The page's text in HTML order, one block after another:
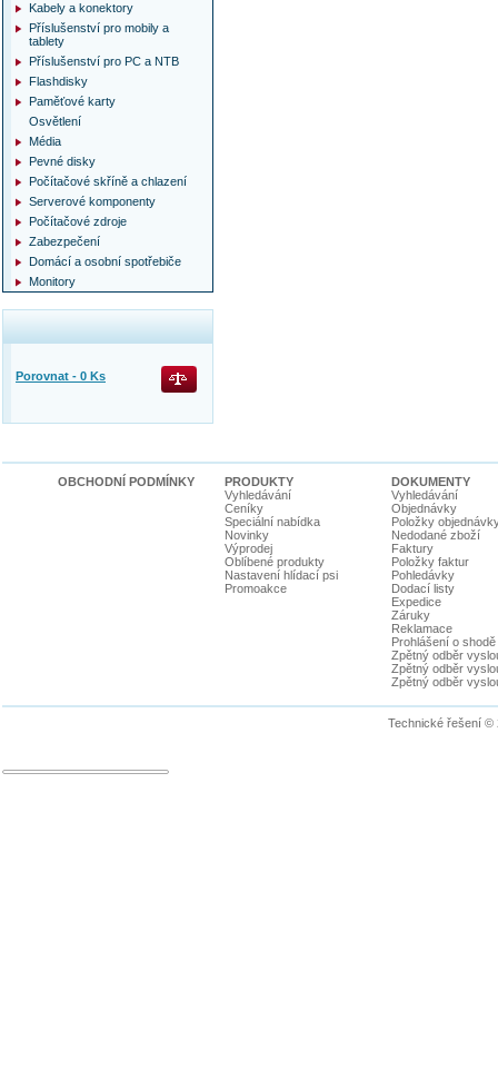
Kabely a konektory
Příslušenství pro mobily a
tablety
Příslušenství pro PC a NTB
Flashdisky
Paměťové karty
Osvětlení
Média
Pevné disky
Počítačové skříně a chlazení
Serverové komponenty
Počítačové zdroje
Zabezpečení
Domácí a osobní spotřebiče
Monitory
Porovnat - 0 Ks
OBCHODNÍ PODMÍNKY
PRODUKTY
Vyhledávání
Ceníky
Speciální nabídka
Novinky
Výprodej
Oblíbené produkty
Nastavení hlídací psi
Promoakce
DOKUMENTY
Vyhledávání
Objednávky
Položky
Nedodané zboží
Faktury
Položky faktur
Pohledávky
Dodací listy
Expedice
Záruky
Reklamace
Prohlášení o shodě
Zpětný odběr
Zpětný odběr
Zpětný odběr
Technické řešení ©